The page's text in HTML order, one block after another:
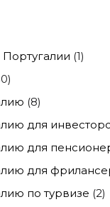
(1)
(8)
для
для
для
по турвизе (2)